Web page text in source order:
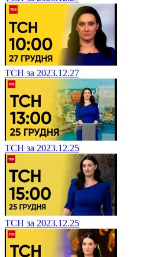
ТСН за 2023.12.27
ТСН за 2023.12.25
ТСН за 2023.12.25